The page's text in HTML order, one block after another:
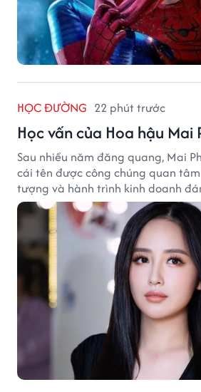
HỌC ĐƯỜNG 22 phút trước
Học vấn của Hoa hậu Mai
Sau nhiều năm đăng quang, Mai
cái tên được công chúng quan
tượng và hành trình kinh doanh